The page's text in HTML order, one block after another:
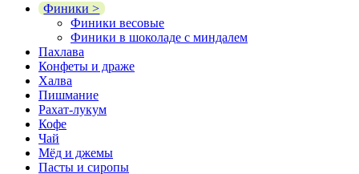
Финики >
Финики весовые
Финики в шоколаде с миндалем
Пахлава
Конфеты и драже
Халва
Пишмание
Рахат-лукум
Кофе
Чай
Мёд и джемы
Пасты и сиропы